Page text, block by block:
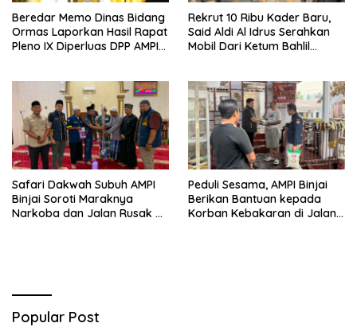
Beredar Memo Dinas Bidang
Ormas Laporkan Hasil Rapat
Pleno IX Diperluas DPP AMPI
Rekrut 10 Ribu Kader Baru,
Said Aldi Al Idrus Serahkan
Mobil Dari Ketum Bahlil
Safari Dakwah Subuh AMPI
Binjai Soroti Maraknya
Narkoba dan Jalan Rusak di
Peduli Sesama, AMPI Binjai
Berikan Bantuan kepada
Korban Kebakaran di Jalan
Popular Post